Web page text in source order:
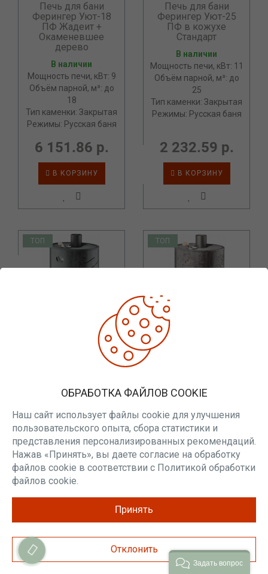
Печь для бани
Ферингер Уют-18
ПФ Жадеит +
Окаменевшее
дерево
В наличии
Мощность печи, кВт: 9
Объём парной, м³: до
18
Тип каменки: Закрытая
Режимы: Русская баня
6 151.86 р.
В КОРЗИНУ
Печь для бани
Ферингер Уют-25
ПФ в кожухе
Стандарт
В наличии
Мощность печи, кВт: 11
Объём парной, м³: до
25
Тип каменки: Закрытая
Режимы: Русская баня
2 232.59 р.
В КОРЗИНУ
ТОП
Печь для бани
Ферингер Уют-25
ПФ в кожухе Лайн
Мощность печи, кВт: 11
Объём парной, м³: до
25
Тип каменки: Закрытая
Режимы: Русская баня
2 232.59 р.
ТОП
Мощность печи, кВт: 11
Объём парной, м³: до
25
Тип каменки: Закрытая
Режимы: Русская баня
2 232.59 р.
ТОП ТОП
ОБРАБОТКА ФАЙЛОВ COOKIE
Наш сайт использует файлы cookie для улучшения
пользовательского опыта, сбора статистики и
представления персонализированных рекомендаций.
Нажав «Принять», вы даете согласие на обработку
файлов cookie в соответствии с Политикой обработки
файлов cookie.
Отклонить
Принять
Задать вопрос